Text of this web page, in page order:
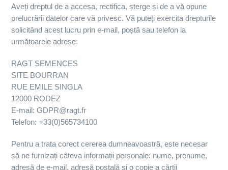
Aveți dreptul de a accesa, rectifica, șterge și de a vă opune
prelucrării datelor care vă privesc. Vă puteți exercita drepturile
solicitând acest lucru prin e-mail, poștă sau telefon la
următoarele adrese:
RAGT SEMENCES
SITE BOURRAN
RUE EMILE SINGLA
12000 RODEZ
E-mail: GDPR@ragt.fr
Telefon: +33(0)565734100
Pentru a trata corect cererea dumneavoastră, este necesar
să ne furnizați câteva informații personale: nume, prenume,
adresă de e-mail, adresă poștală și o copie a cărții